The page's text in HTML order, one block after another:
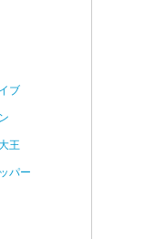
ブ
王
パー